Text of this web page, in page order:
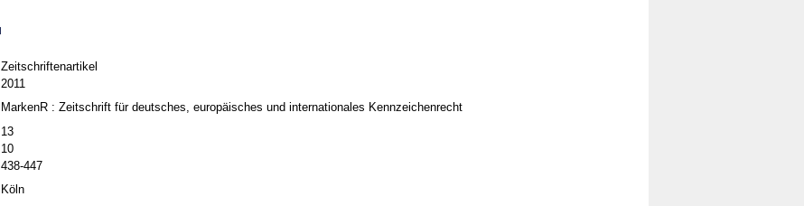
Zeitschriftenartikel
2011
MarkenR : Zeitschrift für deutsches, europäisches und internationales Kennzeichenrecht
13
10
438-447
Köln